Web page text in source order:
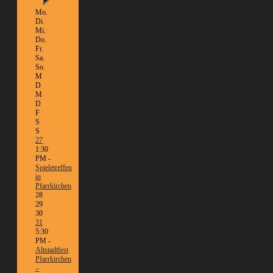
Mo.
Di.
Mi.
Do.
Fr.
Sa.
So.
M
D
M
D
F
S
S
27
1:30
PM -
Spieletreffen
in
Pfarrkirchen
28
29
30
31
5:30
PM -
Altstadtfest
Pfarrkirchen
–